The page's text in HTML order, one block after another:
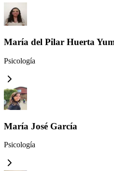
María del Pilar Huerta
Psicología
María José García
Psicología